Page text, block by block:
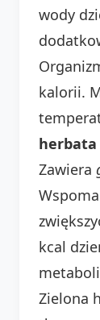
wody
kalorii.
herbata
Zawiera
kcal
Zielona